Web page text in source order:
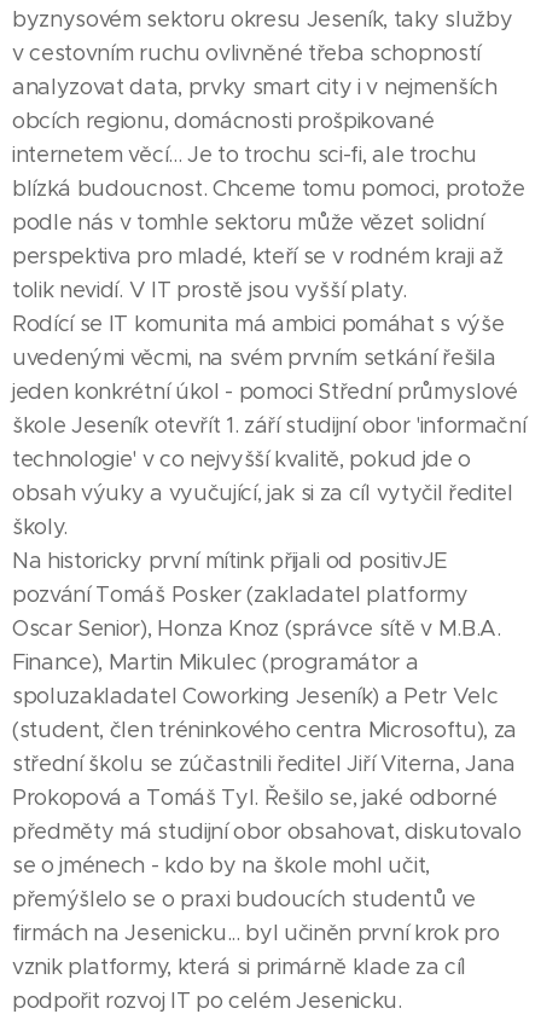
byznysovém sektoru okresu Jeseník, taky služby
v cestovním ruchu ovlivněné třeba schopností
analyzovat data, prvky smart city i v nejmenších
obcích regionu, domácnosti prošpikované
internetem věcí... Je to trochu sci-fi, ale trochu
blízká budoucnost. Chceme tomu pomoci, protože
podle nás v tomhle sektoru může vězet solidní
perspektiva pro mladé, kteří se v rodném kraji až
tolik nevidí. V IT prostě jsou vyšší platy.
Rodící se IT komunita má ambici pomáhat s výše
uvedenými věcmi, na svém prvním setkání řešila
jeden konkrétní úkol - pomoci Střední průmyslové
škole Jeseník otevřít 1. září studijní obor 'informační
technologie' v co nejvyšší kvalitě, pokud jde o
obsah výuky a vyučující, jak si za cíl vytyčil ředitel
školy.
Na historicky první mítink přijali od positivJE
pozvání Tomáš Posker (zakladatel platformy
Oscar Senior), Honza Knoz (správce sítě v M.B.A.
Finance), Martin Mikulec (programátor a
spoluzakladatel Coworking Jeseník) a Petr Velc
(student, člen tréninkového centra Microsoftu), za
střední školu se zúčastnili ředitel Jiří Viterna, Jana
Prokopová a Tomáš Tyl. Řešilo se, jaké odborné
předměty má studijní obor obsahovat, diskutovalo
se o jménech - kdo by na škole mohl učit,
přemýšlelo se o praxi budoucích studentů ve
firmách na Jesenicku... byl učiněn první krok pro
vznik platformy, která si primárně klade za cíl
podpořit rozvoj IT po celém Jesenicku.